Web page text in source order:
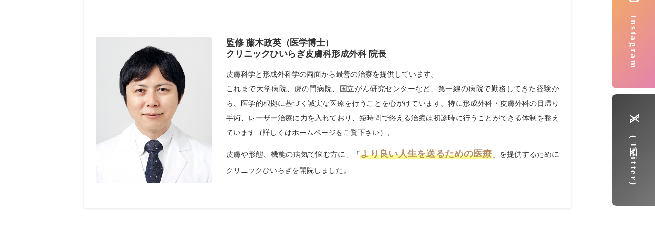
Instagram
(旧Twitter)
監修 藤木政英（医学博士）
クリニックひいらぎ皮膚科形成外科 院長
皮膚科学と形成外科学の両面から最善の治療を提供しています。
これまで大学病院、虎の門病院、国立がん研究センターなど、第一線の病院で勤務してきた経験か
ら、医学的根拠に基づく誠実な医療を行うことを心がけています。特に形成外科・皮膚外科の日帰り
手術、レーザー治療に力を入れており、短時間で終える治療は初診時に行うことができる体制を整え
ています（詳しくはホームページをご覧下さい）。
皮膚や形態、機能の病気で悩む方に、「より良い人生を送るための医療」を提供するために
クリニックひいらぎを開院しました。